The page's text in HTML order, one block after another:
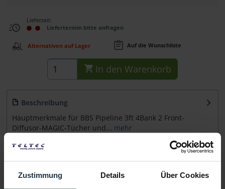
Zustimmung Details Über Cookies
Lieferzeit:
Liefertermin bitte anfragen
Alternativen auf Lager Auf die Wunschliste
In den Warenkorb
Beschreibung
Hauptmerkmale für BBS Pipeline 3ft 4Bank 2 Front-
Diffusor-MAGIC-Tücher und... mehr